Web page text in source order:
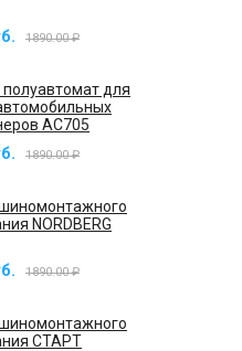
1890.00 ₽
полуавтомат для
AC705
1890.00 ₽
NORDBERG
1890.00 ₽
СТАРТ